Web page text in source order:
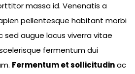
massa id. Venenatis a
pellentesque habitant morbi
sed augue lacus viverra vitae
fermentum dui
Fermentum et sollicitudinac